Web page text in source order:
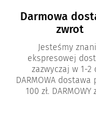
Darmowa
zwrot
Jesteśmy
ekspresowej
zazwyczaj w 1-2
DARMOWA dostawa
100 zł.